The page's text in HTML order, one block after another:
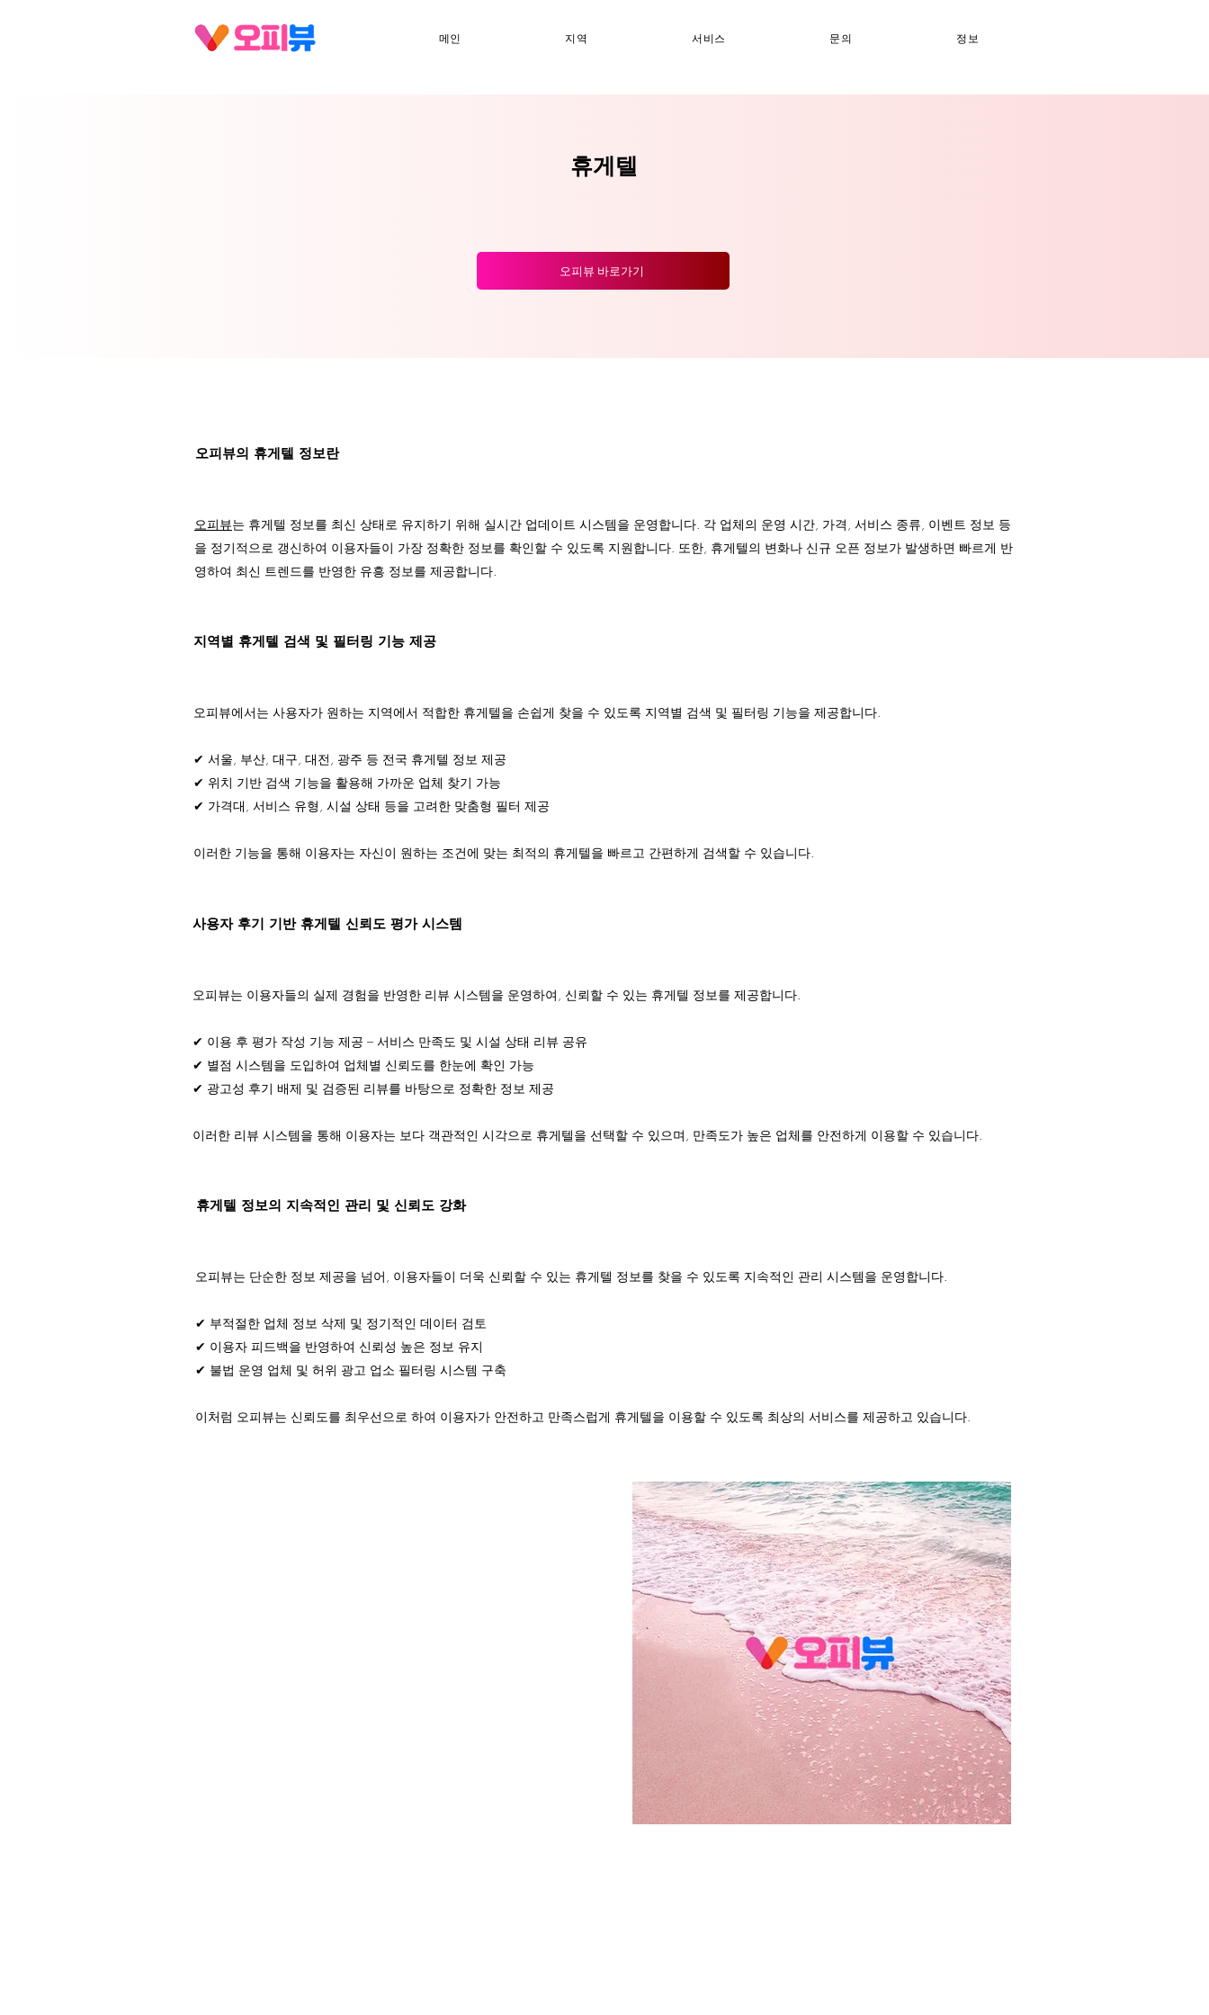
메인 지역 서비스 문의 정보
휴게텔
오피뷰 바로가기
오피뷰의 휴게텔 정보란
오피뷰는 휴게텔 정보를 최신 상태로 유지하기 위해 실시간 업데이트 시스템을 운영합니다. 각 업체의 운영 시간, 가격, 서비스 종류, 이벤트 정보 등
을 정기적으로 갱신하여 이용자들이 가장 정확한 정보를 확인할 수 있도록 지원합니다. 또한, 휴게텔의 변화나 신규 오픈 정보가 발생하면 빠르게 반
영하여 최신 트렌드를 반영한 유흥 정보를 제공합니다.
지역별 휴게텔 검색 및 필터링 기능 제공
오피뷰에서는 사용자가 원하는 지역에서 적합한 휴게텔을 손쉽게 찾을 수 있도록 지역별 검색 및 필터링 기능을 제공합니다.
✔ 서울, 부산, 대구, 대전, 광주 등 전국 휴게텔 정보 제공
✔ 위치 기반 검색 기능을 활용해 가까운 업체 찾기 가능
✔ 가격대, 서비스 유형, 시설 상태 등을 고려한 맞춤형 필터 제공
이러한 기능을 통해 이용자는 자신이 원하는 조건에 맞는 최적의 휴게텔을 빠르고 간편하게 검색할 수 있습니다.
사용자 후기 기반 휴게텔 신뢰도 평가 시스템
오피뷰는 이용자들의 실제 경험을 반영한 리뷰 시스템을 운영하여, 신뢰할 수 있는 휴게텔 정보를 제공합니다.
✔ 이용 후 평가 작성 기능 제공 – 서비스 만족도 및 시설 상태 리뷰 공유
✔ 별점 시스템을 도입하여 업체별 신뢰도를 한눈에 확인 가능
✔ 광고성 후기 배제 및 검증된 리뷰를 바탕으로 정확한 정보 제공
이러한 리뷰 시스템을 통해 이용자는 보다 객관적인 시각으로 휴게텔을 선택할 수 있으며, 만족도가 높은 업체를 안전하게 이용할 수 있습니다.
휴게텔 정보의 지속적인 관리 및 신뢰도 강화
오피뷰는 단순한 정보 제공을 넘어, 이용자들이 더욱 신뢰할 수 있는 휴게텔 정보를 찾을 수 있도록 지속적인 관리 시스템을 운영합니다.
✔ 부적절한 업체 정보 삭제 및 정기적인 데이터 검토
✔ 이용자 피드백을 반영하여 신뢰성 높은 정보 유지
✔ 불법 운영 업체 및 허위 광고 업소 필터링 시스템 구축
이처럼 오피뷰는 신뢰도를 최우선으로 하여 이용자가 안전하고 만족스럽게 휴게텔을 이용할 수 있도록 최상의 서비스를 제공하고 있습니다.